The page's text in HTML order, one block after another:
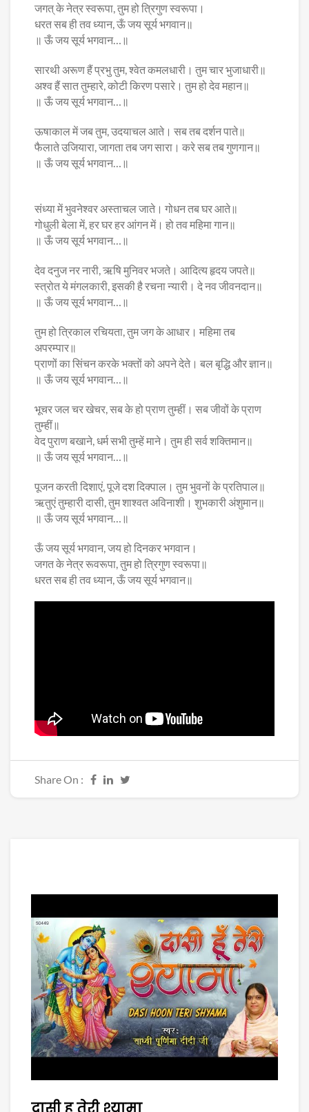
जगत् के नेत्र स्वरूपा, तुम हो त्रिगुण स्वरूपा।
धरत सब ही तव ध्यान, ऊँ जय सूर्य भगवान॥
॥ ऊँ जय सूर्य भगवान…॥
सारथी अरूण हैं प्रभु तुम, श्वेत कमलधारी। तुम चार भुजाधारी॥
अश्व हैं सात तुम्हारे, कोटी किरण पसारे। तुम हो देव महान॥
॥ ऊँ जय सूर्य भगवान…॥
ऊषाकाल में जब तुम, उदयाचल आते। सब तब दर्शन पाते॥
फैलाते उजियारा, जागता तब जग सारा। करे सब तब गुणगान॥
॥ ऊँ जय सूर्य भगवान…॥
संध्या में भुवनेश्वर अस्ताचल जाते। गोधन तब घर आते॥
गोधुली बेला में, हर घर हर आंगन में। हो तव महिमा गान॥
॥ ऊँ जय सूर्य भगवान…॥
देव दनुज नर नारी, ऋषि मुनिवर भजते। आदित्य हृदय जपते॥
स्त्रोत ये मंगलकारी, इसकी है रचना न्यारी। दे नव जीवनदान॥
॥ ऊँ जय सूर्य भगवान…॥
तुम हो त्रिकाल रचियता, तुम जग के आधार। महिमा तब
अपरम्पार॥
प्राणों का सिंचन करके भक्तों को अपने देते। बल बृद्धि और ज्ञान॥
॥ ऊँ जय सूर्य भगवान…॥
भूचर जल चर खेचर, सब के हो प्राण तुम्हीं। सब जीवों के प्राण
तुम्हीं॥
वेद पुराण बखाने, धर्म सभी तुम्हें माने। तुम ही सर्व शक्तिमान॥
॥ ऊँ जय सूर्य भगवान…॥
पूजन करती दिशाएं, पूजे दश दिक्पाल। तुम भुवनों के प्रतिपाल॥
ऋतुएं तुम्हारी दासी, तुम शाश्वत अविनाशी। शुभकारी अंशुमान॥
॥ ऊँ जय सूर्य भगवान…॥
ऊँ जय सूर्य भगवान, जय हो दिनकर भगवान।
जगत के नेत्र रूवरूपा, तुम हो त्रिगुण स्वरूपा॥
धरत सब ही तव ध्यान, ऊँ जय सूर्य भगवान॥
Share On :